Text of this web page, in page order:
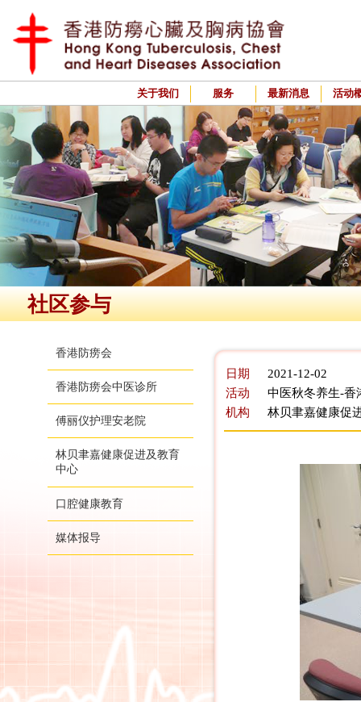
关于我们 服务 最新消息 活动
社区参与
香港防痨会
香港防痨会中医诊所
傅丽仪护理安老院
林贝聿嘉健康促进及教育
中心
口腔健康教育
媒体报导
日期
2021-12-02
活动
中医秋冬养生-香
机构
林贝聿嘉健康促